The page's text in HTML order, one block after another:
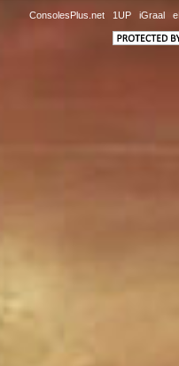
ConsolesPlus.net 1UP iGraal